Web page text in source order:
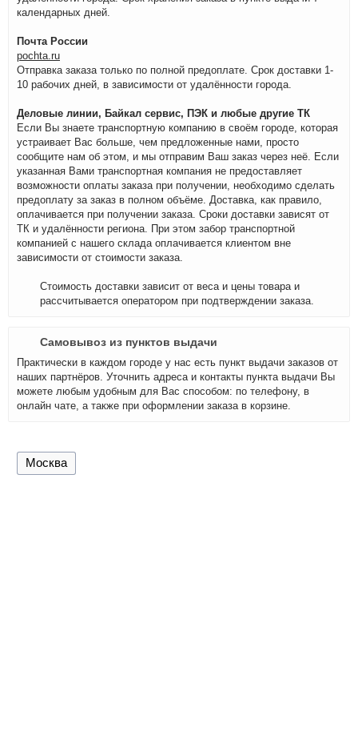
календарных дней.
Почта России
pochta.ru
Отправка заказа только по полной предоплате. Срок доставки 1-
10 рабочих дней, в зависимости от удалённости города.
Деловые линии, Байкал сервис, ПЭК и любые другие ТК
Если Вы знаете транспортную компанию в своём городе, которая
устраивает Вас больше, чем предложенные нами, просто
сообщите нам об этом, и мы отправим Ваш заказ через неё. Если
указанная Вами транспортная компания не предоставляет
возможности оплаты заказа при получении, необходимо сделать
предоплату за заказ в полном объёме. Доставка, как правило,
оплачивается при получении заказа. Сроки доставки зависят от
ТК и удалённости региона. При этом забор транспортной
компанией с нашего склада оплачивается клиентом вне
зависимости от стоимости заказа.
Стоимость доставки зависит от веса и цены товара и
рассчитывается оператором при подтверждении заказа.
Самовывоз из пунктов выдачи
Практически в каждом городе у нас есть пункт выдачи заказов от
наших партнёров. Уточнить адреса и контакты пункта выдачи Вы
можете любым удобным для Вас способом: по телефону, в
онлайн чате, а также при оформлении заказа в корзине.
Москва